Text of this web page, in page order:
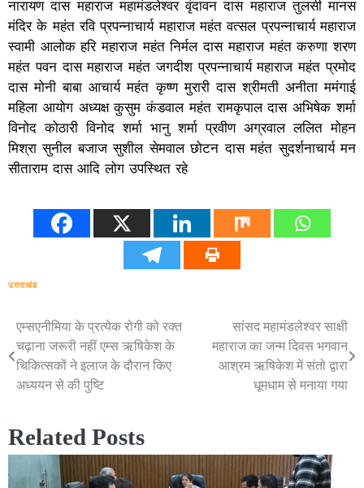
नारायण दास महाराज महामंडलेश्वर वृंदावन दास महाराज तुलसी मानस
मंदिर के महंत रवि प्रपन्नाचार्य महाराज महंत वत्सल प्रपन्नाचार्य महाराज
स्वामी आलोक हरि महाराज महंत निर्मल दास महाराज महंत करुणा शरण
महंत पवन दास महाराज महंत जगदीश प्रपन्नाचार्य महाराज महंत प्रमोद
दास मोनी बाबा आचार्य महंत कृष्ण मुरारी दास श्रीमती अनीता ममंगाई
महिला आयोग अध्यक्ष कुसुम कंडवाल महंत रामकृपाल दास अभिषेक शर्मा
विनोद कोठारी विनोद शर्मा भानु शर्मा प्रवीण अग्रवाल ललित मोहन
मिश्रा सुनील बजाज सुशील सेमवाल छोटन दास महंत सुदर्शनाचार्य मन
सीताराम दास आदि लोग उपस्थित रहे
उत्तराखंड
Post
navigation
एम्सएनीमिया के प्रत्येक रोगी को रक्त
चढ़ाना जरूरी नहीं एम्स ऋषिकेश के
चिकित्सकों ने इलाज के दौरान किए
अध्ययन से की पुष्टि
सांसद महामंडलेश्वर साक्षी
महाराज का जन्म दिवस भगवान
आश्रम ऋषिकेश में संतो द्वारा
धूमधाम से मनाया गया
Related Posts